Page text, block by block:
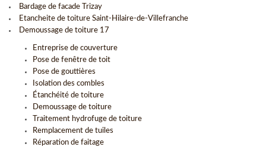
Bardage de facade Trizay
Etancheite de toiture Saint-Hilaire-de-Villefranche
Demoussage de toiture 17
Entreprise de couverture
Pose de fenêtre de toit
Pose de gouttières
Isolation des combles
Étanchéité de toiture
Demoussage de toiture
Traitement hydrofuge de toiture
Remplacement de tuiles
Réparation de faitage